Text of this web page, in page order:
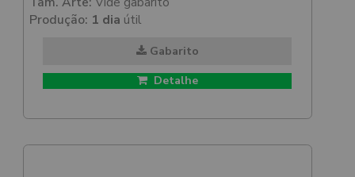
Produção: 1 dia útil
Gabarito
Detalhe